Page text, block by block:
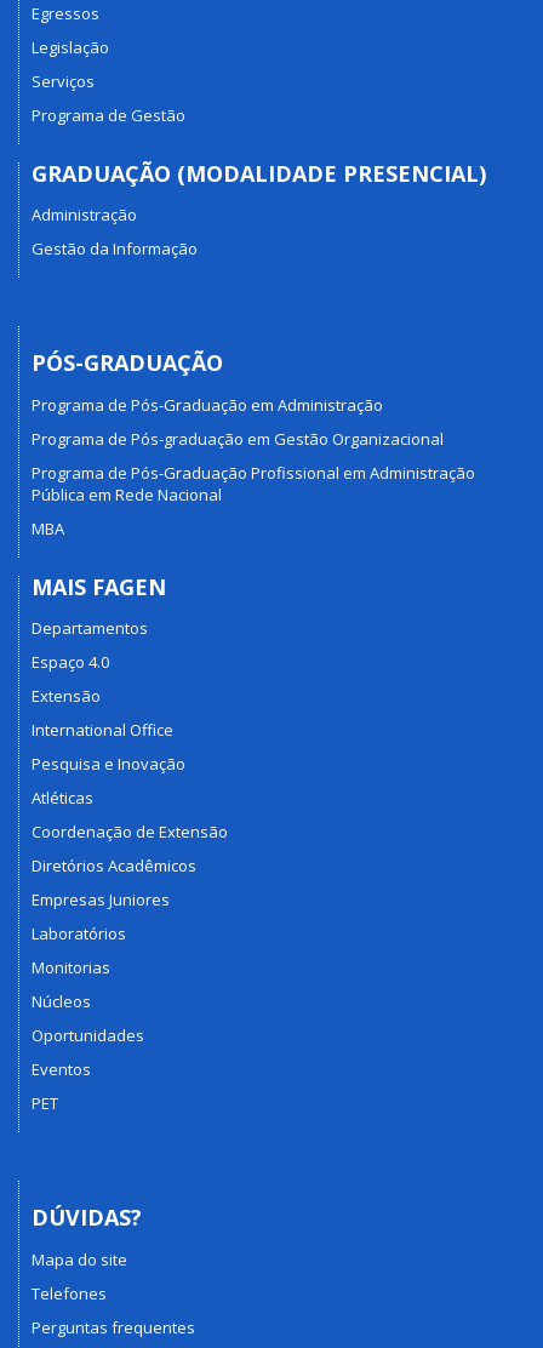
Egressos
Legislação
Serviços
Programa de Gestão
GRADUAÇÃO (MODALIDADE PRESENCIAL)
Administração
Gestão da Informação
PÓS-GRADUAÇÃO
Programa de Pós-Graduação em Administração
Programa de Pós-graduação em Gestão Organizacional
Programa de Pós-Graduação Profissional em Administração
Pública em Rede Nacional
MBA
MAIS FAGEN
Departamentos
Espaço 4.0
Extensão
International Office
Pesquisa e Inovação
Atléticas
Coordenação de Extensão
Diretórios Acadêmicos
Empresas Juniores
Laboratórios
Monitorias
Núcleos
Oportunidades
Eventos
PET
DÚVIDAS?
Mapa do site
Telefones
Perguntas frequentes